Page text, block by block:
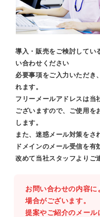
導入・販売をご検討してい
い合わせください
必要事項をご入力いただき
れます。
フリーメールアドレスは当
ございますので、ご使用を
します。
また、迷惑メール対策をさ
ドメインのメール受信を有
改めて当社スタッフよりご
お問い合わせの内容
場合がございます。
提案やご紹介のメー